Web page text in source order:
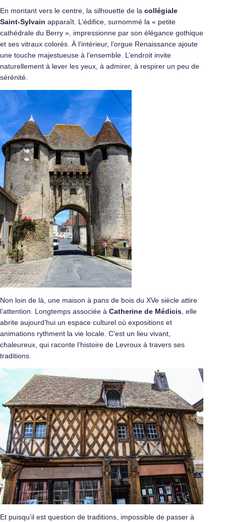
En montant vers le centre, la silhouette de la collégiale
Saint‑Sylvain apparaît. L’édifice, surnommé la « petite
cathédrale du Berry », impressionne par son élégance gothique
et ses vitraux colorés. À l’intérieur, l’orgue Renaissance ajoute
une touche majestueuse à l’ensemble. L’endroit invite
naturellement à lever les yeux, à admirer, à respirer un peu de
sérénité.
Non loin de là, une maison à pans de bois du XVe siècle attire
l’attention. Longtemps associée à Catherine de Médicis , elle
abrite aujourd’hui un espace culturel où expositions et
animations rythment la vie locale. C’est un lieu vivant,
chaleureux, qui raconte l’histoire de Levroux à travers ses
traditions.
Et puisqu’il est question de traditions, impossible de passer à